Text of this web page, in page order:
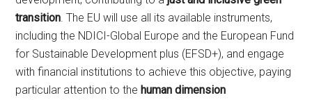
transition . The EU will use all its available instruments,
including the NDICI-Global Europe and the European Fund
for Sustainable Development plus (EFSD+), and engage
with financial institutions to achieve this objective, paying
particular attention to thehuman dimension